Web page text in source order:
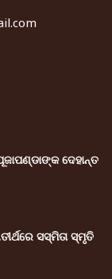
ଦେହାନ୍ତ
ସସ୍ମିତା ସ୍ମୃତି